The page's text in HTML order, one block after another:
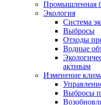
Промышленная
Экология
Система
Выбросы
Отходы
Водные
активам
Изменение
Выбросы